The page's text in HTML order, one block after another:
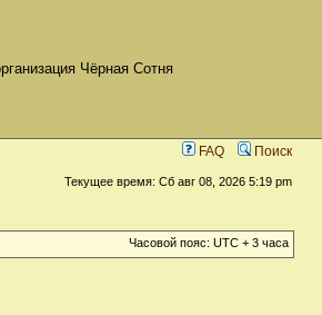
Чёрная Сотня
FAQ Поиск
Текущее время: Сб авг 08, 2026 5:19 pm
Часовой пояс: UTC + 3 часа